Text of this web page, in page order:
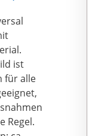
ist
für alle
Regel.